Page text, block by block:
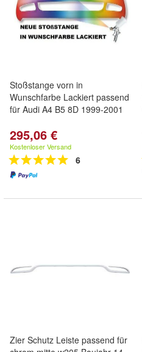
Stoßstange vorn in
Wunschfarbe Lackiert passend
für Audi A4 B5 8D 1999-2001
295,06 €
Kostenloser Versand
6
Zier Schutz Leiste passend für